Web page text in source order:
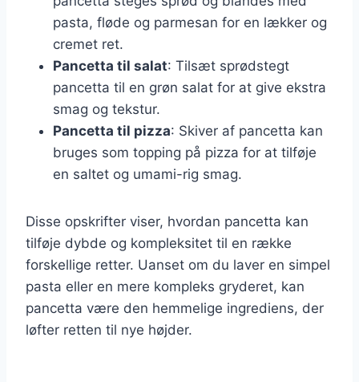
pasta, fløde og parmesan for en lækker og
cremet ret.
Pancetta til salat: Tilsæt sprødstegt
pancetta til en grøn salat for at give ekstra
smag og tekstur.
Pancetta til pizza: Skiver af pancetta kan
bruges som topping på pizza for at tilføje
en saltet og umami-rig smag.
Disse opskrifter viser, hvordan pancetta kan
tilføje dybde og kompleksitet til en række
forskellige retter. Uanset om du laver en simpel
pasta eller en mere kompleks gryderet, kan
pancetta være den hemmelige ingrediens, der
løfter retten til nye højder.